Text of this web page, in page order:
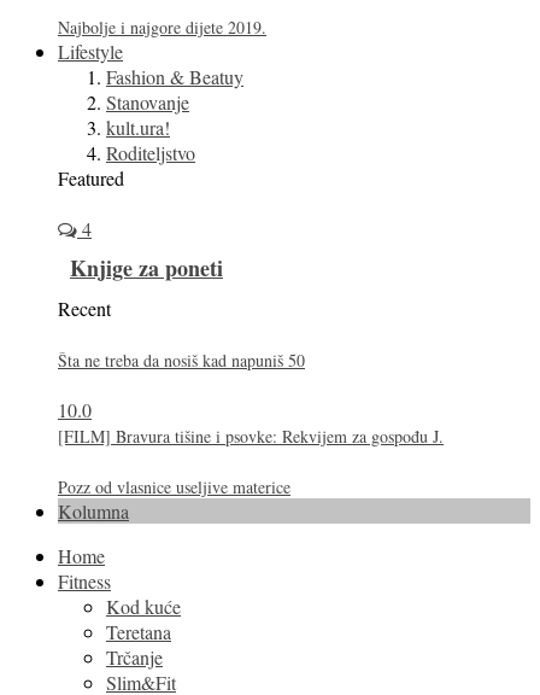
Najbolje i najgore dijete 2019.
Lifestyle
Fashion & Beatuy
Stanovanje
kult.ura!
Roditeljstvo
Featured
4
Knjige za poneti
Recent
Šta ne treba da nosiš kad napuniš 50
10.0
[FILM] Bravura tišine i psovke: Rekvijem za gospođu J.
Pozz od vlasnice useljive materice
Kolumna
Home
Fitness
Kod kuće
Teretana
Trčanje
Slim&Fit